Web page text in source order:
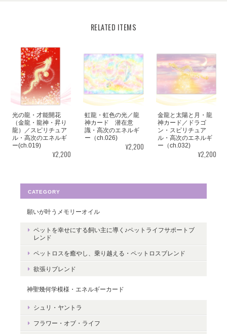
見ていると心が穏やかになります。毎日、眺めたいと思います。
ありがとうございました✨ また機会があれば、宜しくお願い致し
ます。
この度はご購入いただき、誠にありがと
うございました。気に入っていただけた
ようで嬉しいです。とても励みになりま
2022/05/30
ありがとうございます。 いつの日かまた逢えることを楽しみにし
ながら 絵と共に待ちたいと思います。
さんとの絆をいつも感じていただけると
嬉しいです。＾＾
RELATED ITEMS
光の龍・才能開花
（金龍・龍神・昇り
龍）／スピリチュア
ル・高次のエネルギ
ー(ch.019)
¥2,200
虹龍・虹色の光／龍
神カード 潜在意
識・高次のエネルギ
ー（ch.026)
¥2,200
金龍と太陽と月・龍
神カード／ドラゴ
ン・スピリチュア
ル・高次のエネルギ
ー（ch.032)
¥2,200
CATEGORY
願いが叶うメモリーオイル
ペットを幸せにする飼い主に導く♪ペットライフサポートブ
レンド
ペットロスを癒やし、乗り越える・ペットロスブレンド
欲張りブレンド
神聖幾何学模様・エネルギーカード
シュリ・ヤントラ
フラワー・オブ・ライフ